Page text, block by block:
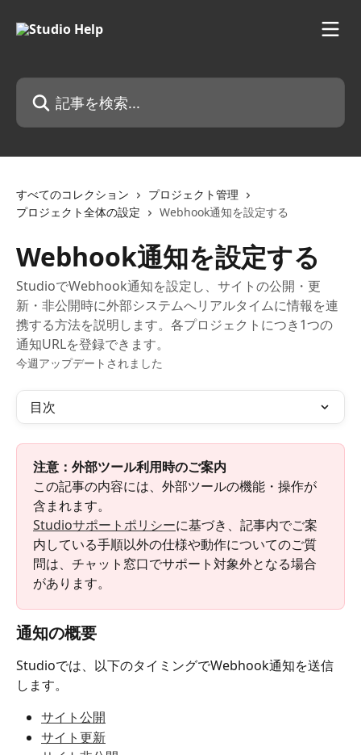
記事を検索...
すべてのコレクション
プロジェクト管理
プロジェクト全体の設定
Webhook通知を設定する
Webhook通知を設定する
StudioでWebhook通知を設定し、サイトの公開・更
新・非公開時に外部システムへリアルタイムに情報を連
携する方法を説明します。各プロジェクトにつき1つの
通知URLを登録できます。
今週アップデートされました
目次
注意：外部ツール利用時のご案内
この記事の内容には、外部ツールの機能・操作が
含まれます。
Studioサポートポリシーに基づき、記事内でご案
内している手順以外の仕様や動作についてのご質
問は、チャット窓口でサポート対象外となる場合
があります。
通知の概要
Studioでは、以下のタイミングでWebhook通知を送信
します。
サイト公開
サイト更新